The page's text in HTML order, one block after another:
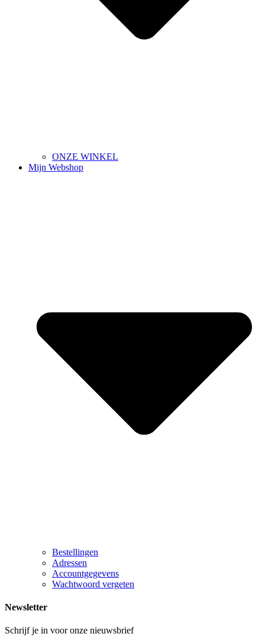
ONZE WINKEL
Mijn Webshop
Bestellingen
Adressen
Accountgegevens
Wachtwoord vergeten
Newsletter
Schrijf je in voor onze nieuwsbrief